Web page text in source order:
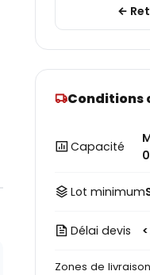
Conditions
Capacité
Lot minimum
Délai devis
Zones de livraison